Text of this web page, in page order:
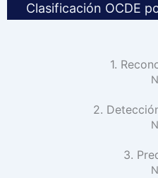
Clasificación OCDE
1.
2.
3.